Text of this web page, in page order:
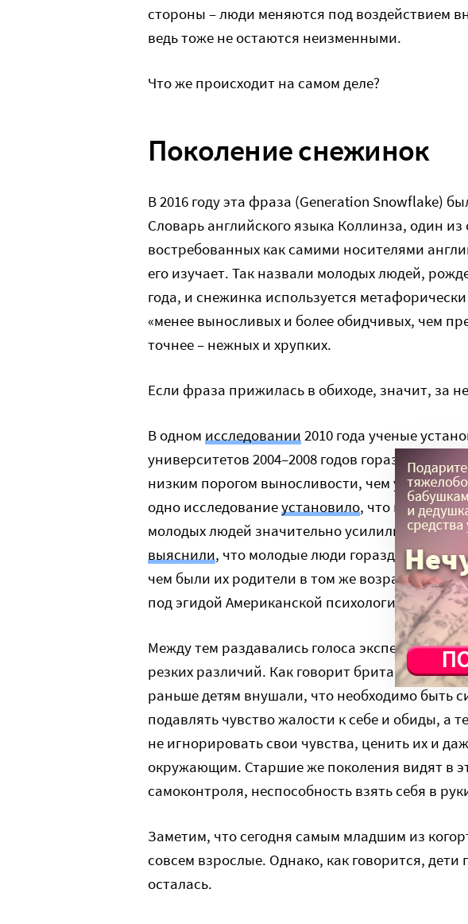
стороны – люди меняются под воздействием
ведь тоже не остаются неизменными.
Что же происходит на самом деле?
Поколение снежинок
В 2016 году эта фраза (Generation Snowflake)
Словарь английского языка Коллинза, один
востребованных как самими носителями
его изучает. Так назвали молодых людей,
года, и снежинка используется
«менее выносливых и более обидчивых, чем
точнее – нежных и хрупких.
Если фраза прижилась в обиходе, значит, за
В одном исследовании 2010 года ученые
университетов 2004–2008 годов гораздо
низким порогом выносливости, чем у тех, кто
одно исследованиеустановило, что
молодых людей значительно усилились, а в
выяснили, что молодые люди гораздо больше
чем были их родители в том же возрасте. Все
под эгидой Американской психологической
Между тем раздавались голоса экспертов, не
резких различий. Как говорит британский
раньше детям внушали, что необходимо быть
подавлять чувство жалости к себе и обиды, а
не игнорировать свои чувства, ценить их и
окружающим. Старшие же поколения видят в
самоконтроля, неспособность взять себя в
Заметим, что сегодня самым младшим из
совсем взрослые. Однако, как говорится,
осталась.